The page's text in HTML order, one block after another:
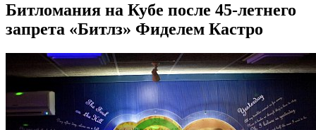
Битломания на Кубе после 45-летнего
запрета «Битлз» Фиделем Кастро